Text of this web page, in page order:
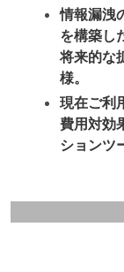
情報漏洩
を構築し
将来的な
様。
現在ご利
費用対効
ションツ